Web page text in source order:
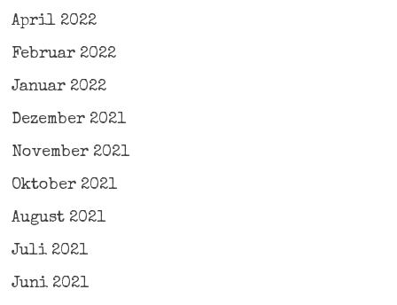
April 2022
Februar 2022
Januar 2022
Dezember 2021
November 2021
Oktober 2021
August 2021
Juli 2021
Juni 2021